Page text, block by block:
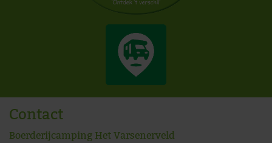
Contact
Boerderijcamping Het Varsenerveld